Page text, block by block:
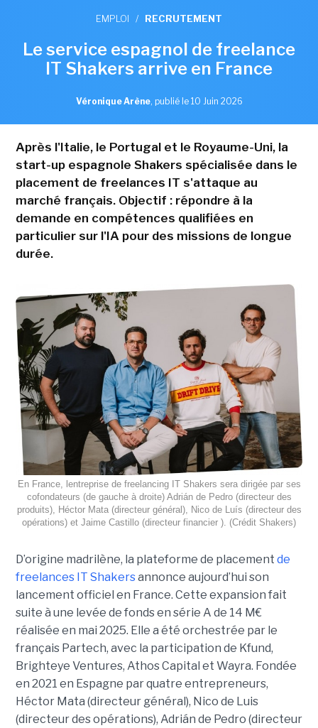
EMPLOI / RECRUTEMENT
Le service espagnol de freelance
IT Shakers arrive en France
Véronique Arène, publié le 10 Juin 2026
Après l'Italie, le Portugal et le Royaume-Uni, la
start-up espagnole Shakers spécialisée dans le
placement de freelances IT s'attaque au
marché français. Objectif : répondre à la
demande en compétences qualifiées en
particulier sur l'IA pour des missions de longue
durée.
En France, lentreprise de freelancing IT Shakers sera dirigée par ses
cofondateurs (de gauche à droite) Adrián de Pedro (directeur des
produits), Héctor Mata (directeur général), Nico de Luís (directeur des
opérations) et Jaime Castillo (directeur financier ). (Crédit Shakers)
D’origine madrilène, la plateforme de placement de
freelances IT Shakersannonce aujourd’hui son
lancement officiel en France. Cette expansion fait
suite à une levée de fonds en série A de 14 M€
réalisée en mai 2025. Elle a été orchestrée par le
français Partech, avec la participation de Kfund,
Brighteye Ventures, Athos Capital et Wayra. Fondée
en 2021 en Espagne par quatre entrepreneurs,
Héctor Mata (directeur général), Nico de Luis
(directeur des opérations), Adrián de Pedro (directeur